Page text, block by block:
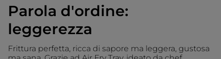
Parola d'ordine:
leggerezza
Frittura perfetta, ricca di sapore ma leggera, gustosa